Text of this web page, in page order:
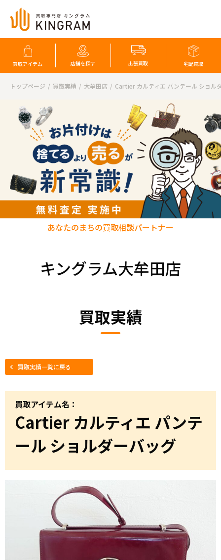
買取アイテム 店舗を探す 出張買取 宅配買取
トップページ 買取実績 大牟田店 Cartier カルティエ パンテール ショル
キングラム大牟田店
あなたのまちの買取相談パートナー
買取実績
買取実績一覧に戻る
買取アイテム名：
Cartier カルティエ パンテ
ール ショルダーバッグ